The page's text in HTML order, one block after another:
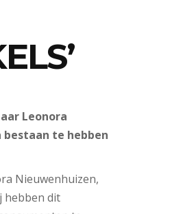
Leonora
te hebben
Nieuwenhuizen,
hebben dit